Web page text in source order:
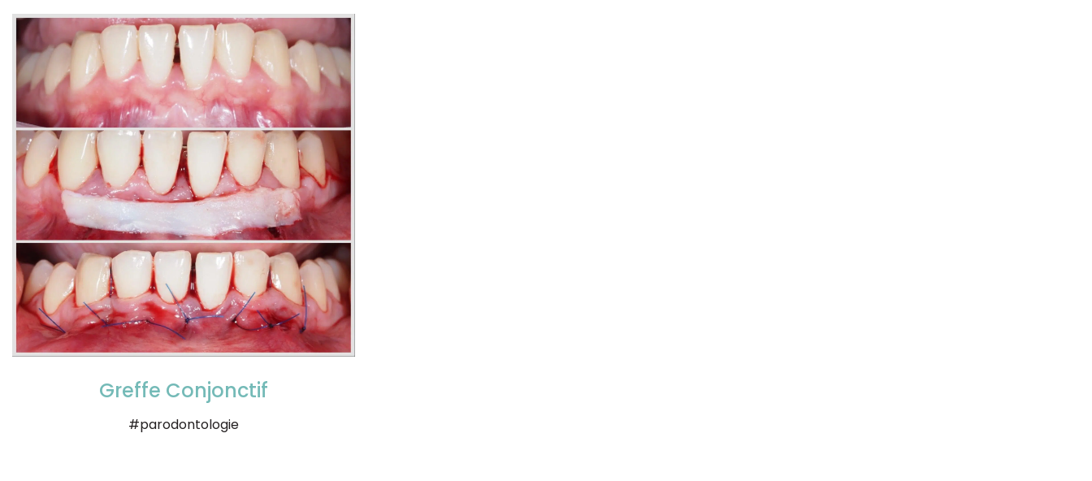
Greffe Conjonctif
#parodontologie